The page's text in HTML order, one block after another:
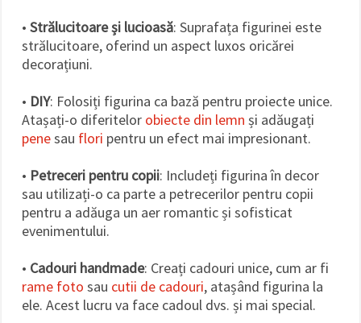
• Strălucitoare și lucioasă: Suprafața figurinei este
strălucitoare, oferind un aspect luxos oricărei
decorațiuni.
• DIY: Folosiți figurina ca bază pentru proiecte unice.
Atașați-o diferitelor obiecte din lemn și adăugați
penesau flori pentru un efect mai impresionant.
• Petreceri pentru copii: Includeți figurina în decor
sau utilizați-o ca parte a petrecerilor pentru copii
pentru a adăuga un aer romantic și sofisticat
evenimentului.
• Cadouri handmade: Creați cadouri unice, cum ar fi
rame foto sau cutii de cadouri, atașând figurina la
ele. Acest lucru va face cadoul dvs. și mai special.